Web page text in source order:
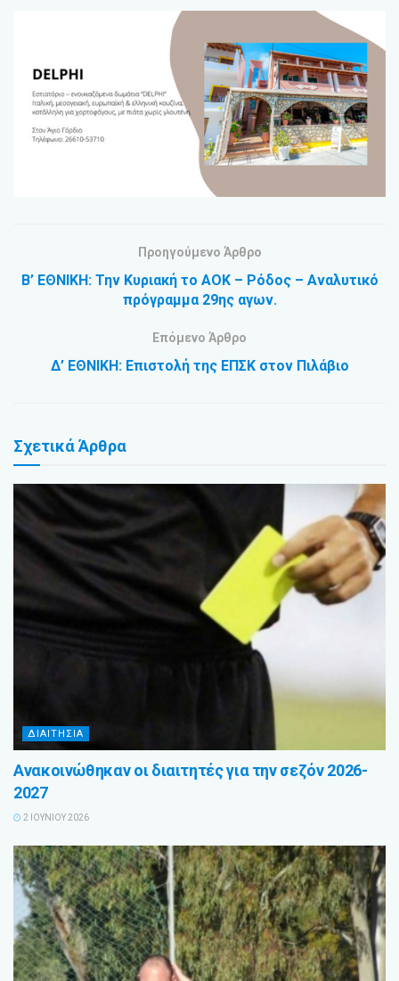
Προηγούμενο Άρθρο
Β’ ΕΘΝΙΚΗ: Την Κυριακή το ΑΟΚ – Ρόδος – Αναλυτικό
πρόγραμμα 29ης αγων.
Επόμενο Άρθρο
Δ’ ΕΘΝΙΚΗ: Επιστολή της ΕΠΣΚ στον Πιλάβιο
ΣχετικάΆρθρα
ΔΙΑΙΤΗΣΙΑ
Ανακοινώθηκαν οι διαιτητές για την σεζόν 2026-
2027
2 ΙΟΥΝΊΟΥ 2026